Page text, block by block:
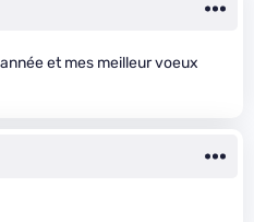
et mes meilleur voeux